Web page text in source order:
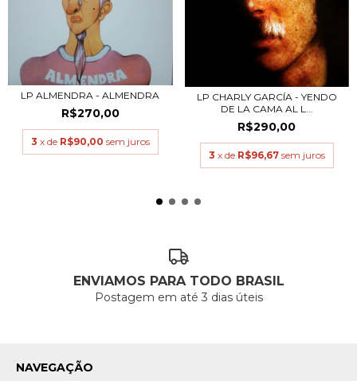
LP ALMENDRA - ALMENDRA
R$270,00
3 x de R$90,00 sem juros
LP CHARLY GARCÍA - YENDO
DE LA CAMA AL L...
R$290,00
3 x de R$96,67 sem juros
ENVIAMOS PARA TODO BRASIL
Postagem em até 3 dias úteis
NAVEGAÇÃO